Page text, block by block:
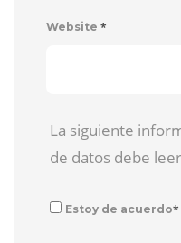
Website *
La siguiente
de datos debe
Estoy de acuerdo*